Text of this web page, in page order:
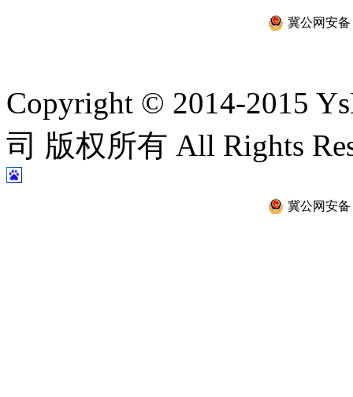
冀公网安备
Copyright © 2014-2015
司 版权所有 All Rights
冀公网安备